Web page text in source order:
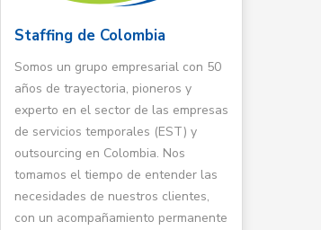
Staffing de Colombia
Somos un grupo empresarial con 50
años de trayectoria, pioneros y
experto en el sector de las empresas
de servicios temporales (EST) y
outsourcing en Colombia. Nos
tomamos el tiempo de entender las
necesidades de nuestros clientes,
con un acompañamiento permanente